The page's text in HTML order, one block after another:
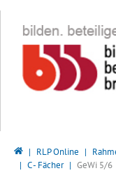
Bildungsserver Berlin -
RLP Online
C - Fächer
GeWi 5/6